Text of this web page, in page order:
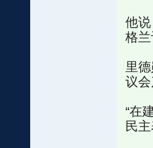
他
格
里
议
“在
民